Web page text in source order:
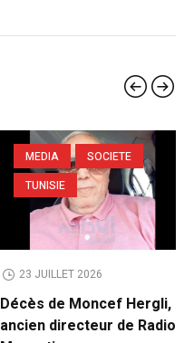
MEDIA
SOCIETE
TUNISIE
23 JUILLET 2026
Décès de Moncef Hergli,
ancien directeur de Radio